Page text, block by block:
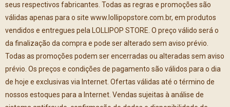
seus respectivos fabricantes. Todas as regras e promoções são
válidas apenas para o site www.lollipopstore.com.br, em produtos
vendidos e entregues pela LOLLIPOP STORE. O preço válido será o
da finalização da compra e pode ser alterado sem aviso prévio.
Todas as promoções podem ser encerradas ou alteradas sem aviso
prévio. Os preços e condições de pagamento são válidos para o dia
de hoje e exclusivas via Internet. Ofertas válidas até o término de
nossos estoques para a Internet. Vendas sujeitas à análise de